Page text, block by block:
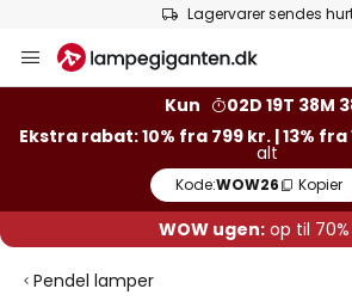
Lagervarer sendes
to
Kun
02D 19T 38M
Ekstra rabat: 10% fra 799 kr. | 13% fra
alt
Kode:WOW26 Kopier
WOW ugen:op til 70%
Pendel lamper